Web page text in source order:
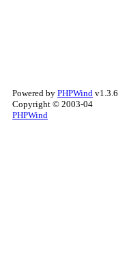
Powered by PHPWind v1.3.6
Copyright © 2003-04
PHPWind